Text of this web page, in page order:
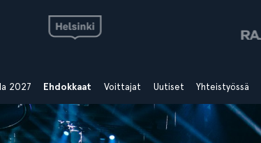
2027 Ehdokkaat Voittajat Uutiset Yhteistyössä